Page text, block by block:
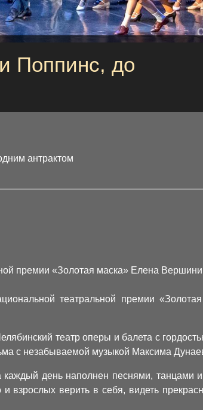
Поппинс, до
антрактом
премии «Золотая маска» Елена
театральной премии
театр оперы и балета с
с незабываемой музыкой Максима
каждый день наполнен песнями, танцами
взрослых верить в себя, видеть